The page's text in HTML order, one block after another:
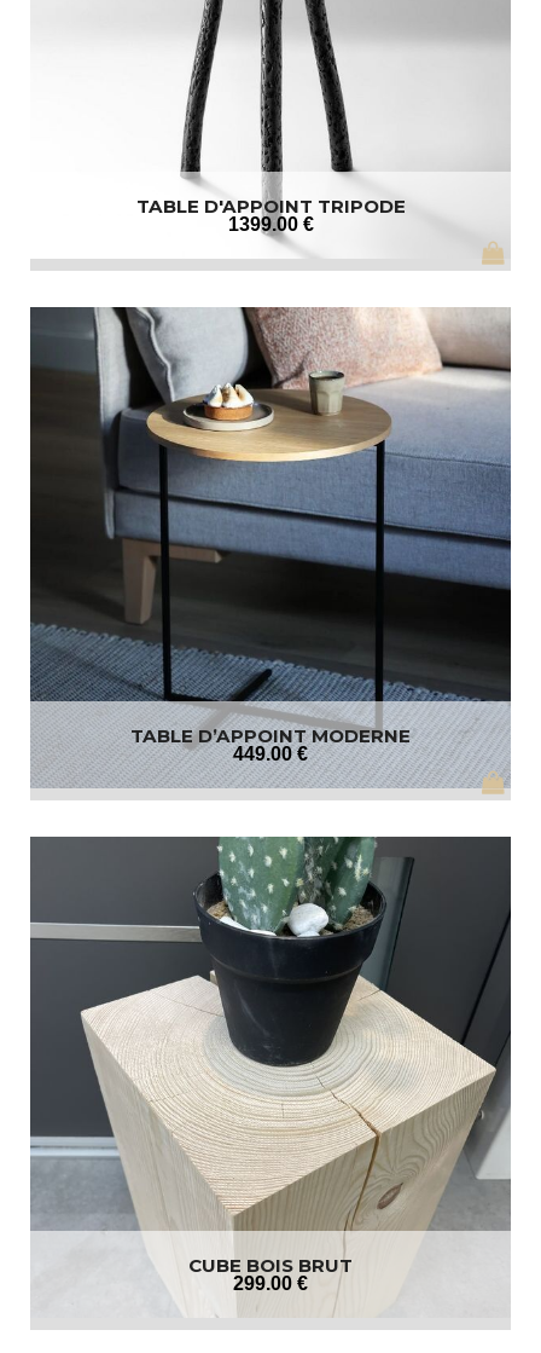
TABLE D'APPOINT TRIPODE
1399.00 €
TABLE D’APPOINT MODERNE
449.00 €
CUBE BOIS BRUT
299.00 €